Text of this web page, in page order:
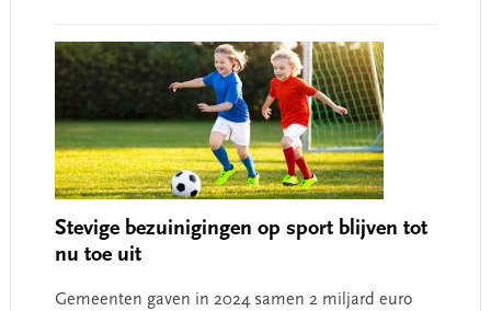
Stevige bezuinigingen op sport blijven tot
nu toe uit
Gemeenten gaven in 2024 samen 2 miljard euro